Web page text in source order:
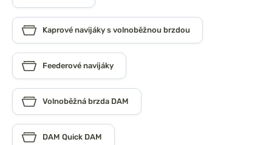
Kaprové navijáky s volnoběžnou brzdou
Feederové navijáky
Volnoběžná brzda DAM
DAM Quick DAM